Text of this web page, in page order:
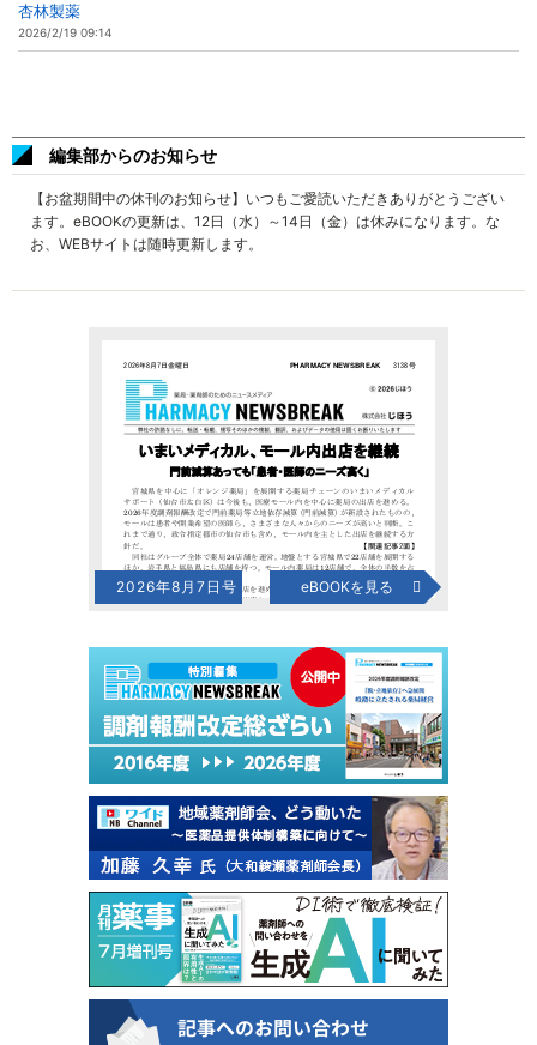
杏林製薬
2026/2/19 09:14
編集部からのお知らせ
【お盆期間中の休刊のお知らせ】いつもご愛読いただきありがとうござい
ます。eBOOKの更新は、12日（水）～14日（金）は休みになります。な
お、WEBサイトは随時更新します。
2026年8月7日号 eBOOKを見る